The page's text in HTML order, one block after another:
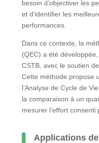
besoin d’objectiver les
et d’identifier les
performances.
Dans ce contexte, la
(QEC) a été
CSTB, avec le soutien
Cette méthode propose
l’Analyse de Cycle de
la comparaison à un
mesurer l’effort consenti
Applications